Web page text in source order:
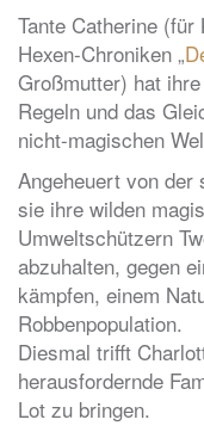
Tante Catherine
Hexen-Chroniken „
Großmutter) hat
Regeln und das
nicht-magischen
Angeheuert von
sie ihre wilden
Umweltschützern
abzuhalten, gegen
kämpfen, einem
Robbenpopulation.
Diesmal trifft
herausfordernde
Lot zu bringen.